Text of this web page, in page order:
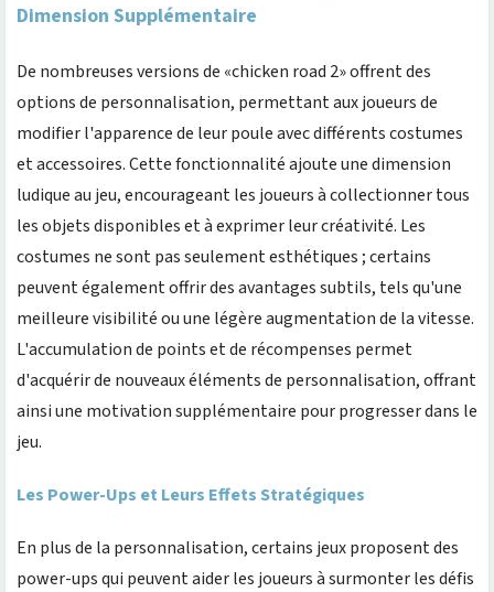
Dimension Supplémentaire
De nombreuses versions de «chicken road 2» offrent des
options de personnalisation, permettant aux joueurs de
modifier l'apparence de leur poule avec différents costumes
et accessoires. Cette fonctionnalité ajoute une dimension
ludique au jeu, encourageant les joueurs à collectionner tous
les objets disponibles et à exprimer leur créativité. Les
costumes ne sont pas seulement esthétiques ; certains
peuvent également offrir des avantages subtils, tels qu'une
meilleure visibilité ou une légère augmentation de la vitesse.
L'accumulation de points et de récompenses permet
d'acquérir de nouveaux éléments de personnalisation, offrant
ainsi une motivation supplémentaire pour progresser dans le
jeu.
Les Power-Ups et Leurs Effets Stratégiques
En plus de la personnalisation, certains jeux proposent des
power-ups qui peuvent aider les joueurs à surmonter les défis